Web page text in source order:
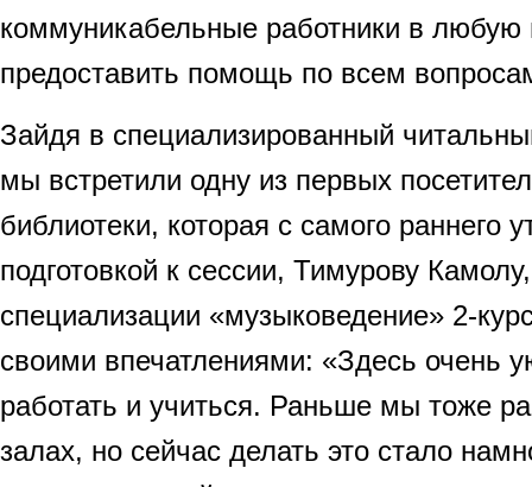
коммуникабельные работники в любую
предоставить помощь по всем
Зайдя в специализированный
мы встретили одну из первых
библиотеки, которая с самого раннего
подготовкой к сессии, Тимурову
специализации «музыковедение» 2-
своими впечатлениями: «Здесь очень
работать и учиться. Раньше мы тоже
залах, но сейчас делать это стало